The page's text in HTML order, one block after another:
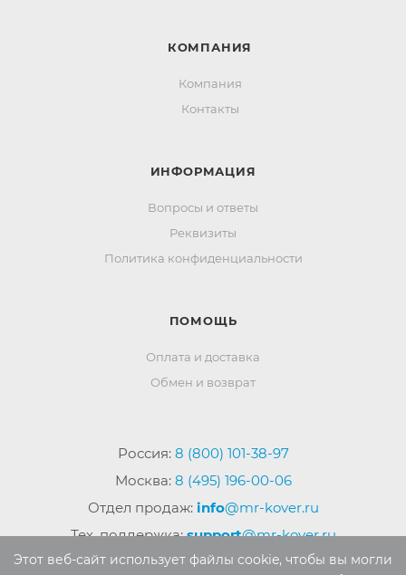
КОМПАНИЯ
Компания
Контакты
ИНФОРМАЦИЯ
Вопросы и ответы
Реквизиты
Политика конфиденциальности
ПОМОЩЬ
Оплата и доставка
Обмен и возврат
Россия: 8 (800) 101-38-97
Москва: 8 (495) 196-00-06
Отдел продаж: info@mr-kover.ru
Тех. поддержка:support@mr-kover.ru
Этот веб-сайт использует файлы cookie, чтобы вы могли